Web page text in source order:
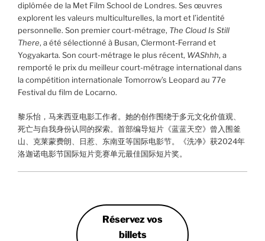
diplômée de la Met Film School de Londres. Ses œuvres
explorent les valeurs multiculturelles, la mort et l’identité
personnelle. Son premier court-métrage, The Cloud Is Still
There, a été sélectionné à Busan, Clermont-Ferrand et
Yogyakarta. Son court-métrage le plus récent, WAShhh, a
remporté le prix du meilleur court-métrage international dans
la compétition internationale Tomorrow’s Leopard au 77e
Festival du film de Locarno.
黎乐怡，马来西亚电影工作者。她的创作围绕于多元文化价值观、
死亡与自我身份认同的探索。首部编导短片《蓝蓝天空》曾入围釜
山、克莱蒙费朗、日惹、东南亚等国际电影节。《洗净》获2024年
洛迦诺电影节国际短片竞赛单元最佳国际短片奖。
Réservez vos
billets